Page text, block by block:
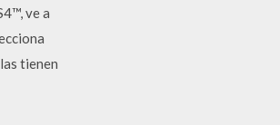
ve a
tienen